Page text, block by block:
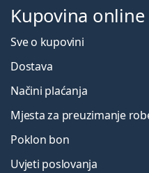
Kupovina online
Sve o kupovini
Dostava
Načini plaćanja
Mjesta za preuzimanje
Poklon bon
Uvjeti poslovanja